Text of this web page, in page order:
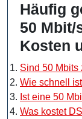
Häufig
50 Mbit/
Kosten
Sind 50 Mbits
Wie schnell
Ist eine 50
Was kostet